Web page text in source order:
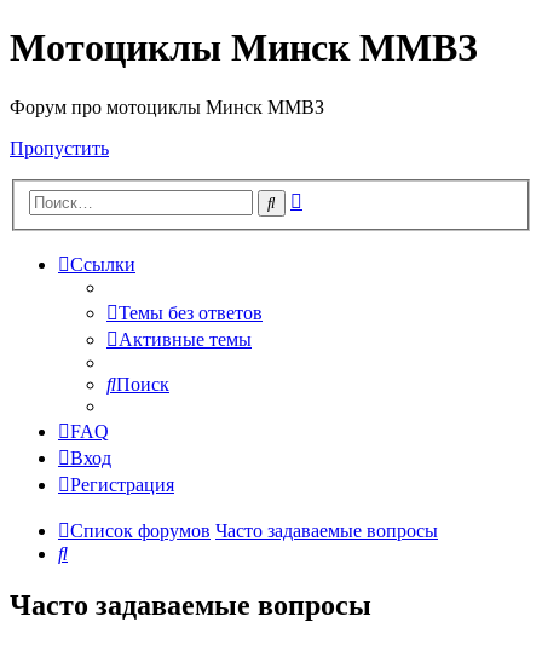
Мотоциклы Минск ММВЗ
Форум про мотоциклы Минск ММВЗ
Пропустить
Поиск
Ссылки
Темы без ответов
Активные темы
Поиск
FAQ
Вход
Регистрация
Список форумов Часто задаваемые вопросы
Поиск
Часто задаваемые вопросы